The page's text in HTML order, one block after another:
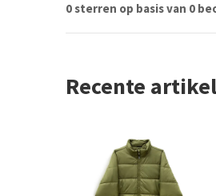
0 sterren op basis van 0
Recente